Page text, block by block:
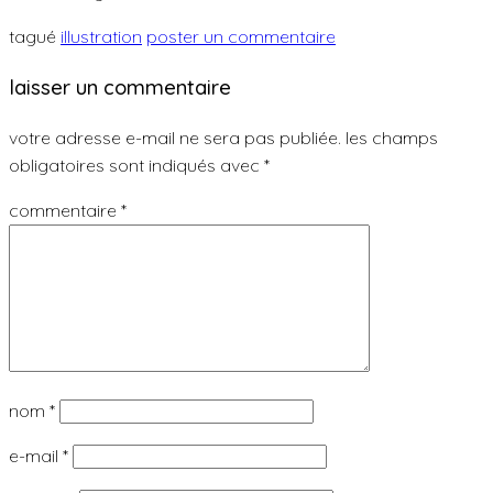
tagué illustration poster un commentaire
laisser un commentaire
votre adresse e-mail ne sera pas publiée. les champs
obligatoires sont indiqués avec *
commentaire *
nom *
e-mail *